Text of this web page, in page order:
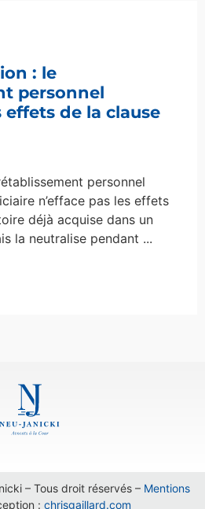
: le
personnel
effets de la clause
personnel
n’efface pas les effets
déjà acquise dans un
la neutralise pendant ...
– Tous droit réservés – Mentions
: chrisgaillard.com